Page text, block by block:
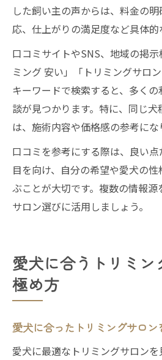
した飼い主の声からは、料金の
応、仕上がりの満足度など具体的
口コミサイトやSNS、地域の掲
ミング 安い」「トリミングサロ
キーワードで検索すると、多く
談が見つかります。特に、同じ
は、施術内容や価格感の参考にな
口コミを参考にする際は、良い
目を向け、自分の希望や愛犬の
ぶことが大切です。複数の情報源
サロン選びに活用しましょう。
愛犬に合うトリミン
極め方
愛犬に合ったトリミングサロ
愛犬に最適なトリミングサロン